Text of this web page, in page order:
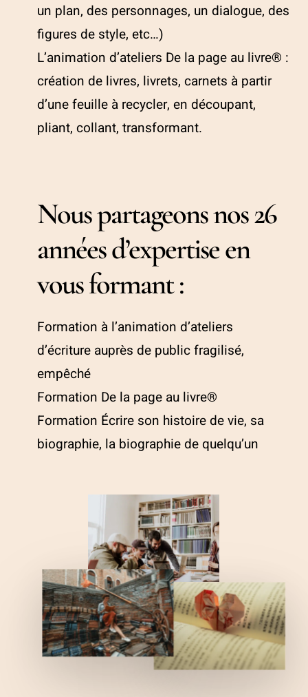
un plan, des personnages, un dialogue, des
figures de style, etc…)
L’animation d’ateliers De la page au livre® :
création de livres, livrets, carnets à partir
d’une feuille à recycler, en découpant,
pliant, collant, transformant.
Nous partageons nos 26
années d’expertise en
vous formant :
Formation à l’animation d’ateliers
d’écriture auprès de public fragilisé,
empêché
Formation De la page au livre®
Formation Écrire son histoire de vie, sa
biographie, la biographie de quelqu’un